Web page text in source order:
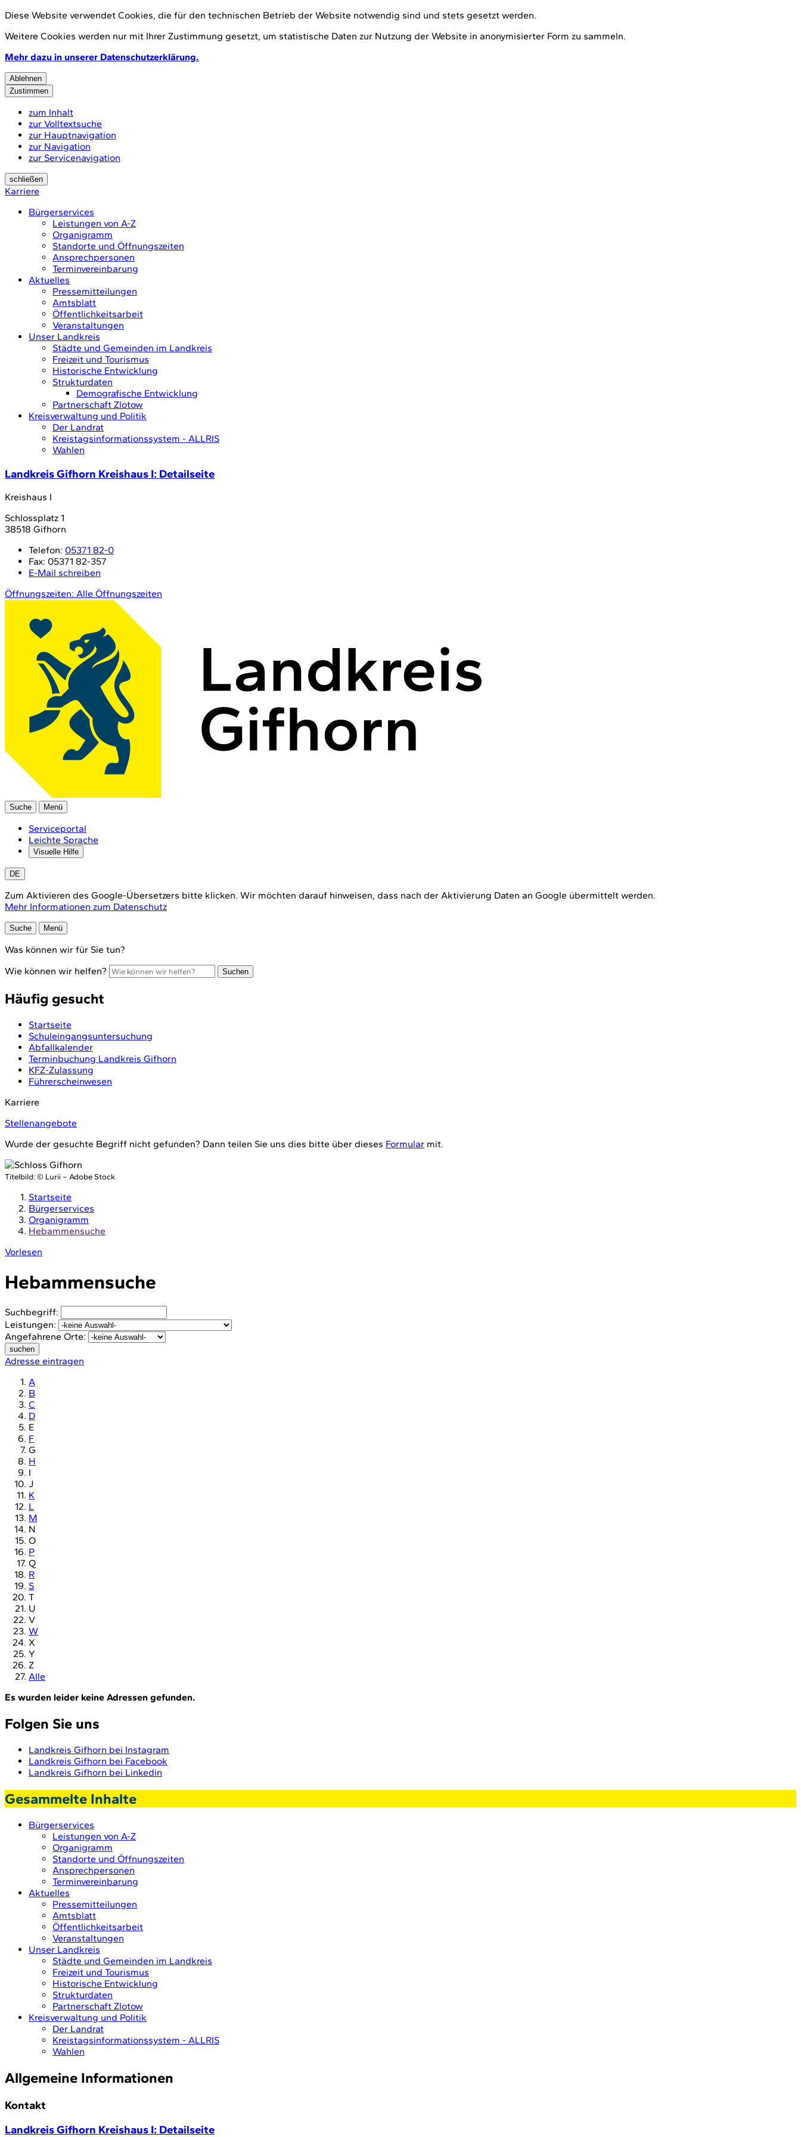
Diese Website verwendet Cookies, die für den technischen Betrieb der Website notwendig sind und stets gesetzt werden.
Weitere Cookies werden nur mit Ihrer Zustimmung gesetzt, um statistische Daten zur Nutzung der Website in anonymisierter Form zu sammeln.
Mehr dazu in unserer Datenschutzerklärung.
Ablehnen
Zustimmen
zum Inhalt
zur Volltextsuche
zur Hauptnavigation
zur Navigation
zur Servicenavigation
schließen
Karriere
Bürgerservices
Leistungen von A-Z
Organigramm
Standorte und Öffnungszeiten
Ansprechpersonen
Terminvereinbarung
Aktuelles
Pressemitteilungen
Amtsblatt
Öffentlichkeitsarbeit
Veranstaltungen
Unser Landkreis
Städte und Gemeinden im Landkreis
Freizeit und Tourismus
Historische Entwicklung
Strukturdaten
Demografische Entwicklung
Partnerschaft Zlotow
Kreisverwaltung und Politik
Der Landrat
Kreistagsinformationssystem - ALLRIS
Wahlen
Landkreis Gifhorn Kreishaus I: Detailseite
Kreishaus I
Schlossplatz 1
38518 Gifhorn
Telefon: 05371 82-0
Fax: 05371 82-357
E-Mail schreiben
Öffnungszeiten: Alle Öffnungszeiten
Suche Menü
Serviceportal
Leichte Sprache
Visuelle Hilfe
DE
Zum Aktivieren des Google-Übersetzers bitte klicken. Wir möchten darauf hinweisen, dass nach der Aktivierung Daten an Google übermittelt werden.
Mehr Informationen zum Datenschutz
Suche Menü
Was können wir für Sie tun?
Wie können wir helfen?
Suchen
Häufig gesucht
Startseite
Schuleingangsuntersuchung
Abfallkalender
Terminbuchung Landkreis Gifhorn
KFZ-Zulassung
Führerscheinwesen
Karriere
Stellenangebote
Wurde der gesuchte Begriff nicht gefunden? Dann teilen Sie uns dies bitte über dieses Formular mit.
Titelbild:© Lurii – Adobe Stock
Startseite
Bürgerservices
Organigramm
Hebammensuche
Vorlesen
Hebammensuche
Suchbegriff:
Leistungen:
Angefahrene Orte:
suchen
Adresse eintragen
A
B
C
D
E
F
G
H
I
J
K
L
M
N
O
P
Q
R
S
T
U
V
W
X
Y
Z
Alle
Es wurden leider keine Adressen gefunden.
Folgen Sie uns
Landkreis Gifhorn bei Instagram
Landkreis Gifhorn bei Facebook
Landkreis Gifhorn bei Linkedin
Gesammelte Inhalte
Bürgerservices
Leistungen von A-Z
Organigramm
Standorte und Öffnungszeiten
Ansprechpersonen
Terminvereinbarung
Aktuelles
Pressemitteilungen
Amtsblatt
Öffentlichkeitsarbeit
Veranstaltungen
Unser Landkreis
Städte und Gemeinden im Landkreis
Freizeit und Tourismus
Historische Entwicklung
Strukturdaten
Partnerschaft Zlotow
Kreisverwaltung und Politik
Der Landrat
Kreistagsinformationssystem - ALLRIS
Wahlen
Allgemeine Informationen
Kontakt
Landkreis Gifhorn Kreishaus I: Detailseite